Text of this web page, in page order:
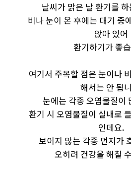
날씨가 맑은 날 환기를
비나 눈이 온 후에는 대기 중
앉아 있어
환기하기가 좋
여기서 주목할 점은 눈이나
해서는 안 됩
눈에는 각종 오염물질이
환기 시 오염물질이 실내로
인데요.
보이지 않는 각종 먼지가
오히려 건강을 해칠